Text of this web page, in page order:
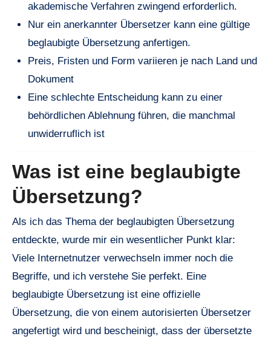
akademische Verfahren zwingend erforderlich.
Nur ein anerkannter Übersetzer kann eine gültige
beglaubigte Übersetzung anfertigen.
Preis, Fristen und Form variieren je nach Land und
Dokument
Eine schlechte Entscheidung kann zu einer
behördlichen Ablehnung führen, die manchmal
unwiderruflich ist
Was ist eine beglaubigte
Übersetzung?
Als ich das Thema der beglaubigten Übersetzung
entdeckte, wurde mir ein wesentlicher Punkt klar:
Viele Internetnutzer verwechseln immer noch die
Begriffe, und ich verstehe Sie perfekt. Eine
beglaubigte Übersetzung ist eine offizielle
Übersetzung, die von einem autorisierten Übersetzer
angefertigt wird und bescheinigt, dass der übersetzte